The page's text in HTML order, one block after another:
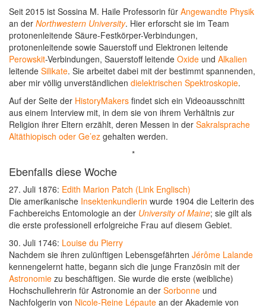
Seit 2015 ist Sossina M. Haile Professorin für Angewandte Physik
an der Northwestern University. Hier erforscht sie im Team
protonenleitende Säure-Festkörper-Verbindungen,
protonenleitende sowie Sauerstoff und Elektronen leitende
Perowskit-Verbindungen, Sauerstoff leitende Oxide und Alkalien
leitende Silikate. Sie arbeitet dabei mit der bestimmt spannenden,
aber mir völlig unverständlichen dielektrischen Spektroskopie.
Auf der Seite der HistoryMakers findet sich ein Videoausschnitt
aus einem Interview mit, in dem sie von ihrem Verhältnis zur
Religion ihrer Eltern erzählt, deren Messen in der Sakralsprache
Altäthiopisch oder Ge’ez gehalten werden.
*
Ebenfalls diese Woche
27. Juli 1876: Edith Marion Patch (Link Englisch)
Die amerikanische Insektenkundlerin wurde 1904 die Leiterin des
Fachbereichs Entomologie an der University of Maine; sie gilt als
die erste professionell erfolgreiche Frau auf diesem Gebiet.
30. Juli 1746: Louise du Pierry
Nachdem sie ihren zulünftigen Lebensgefährten Jérôme Lalande
kennengelernt hatte, begann sich die junge Französin mit der
Astronomie zu beschäftigen. Sie wurde die erste (weibliche)
Hochschullehrerin für Astronomie an der Sorbonne und
Nachfolgerin von Nicole-Reine Lépaute an der Akademie von